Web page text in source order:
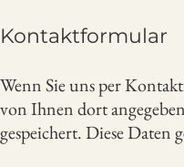
Kontaktformular
Wenn Sie uns per
von Ihnen dort
gespeichert. Diese